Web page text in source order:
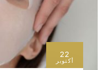
22
أكتوبر